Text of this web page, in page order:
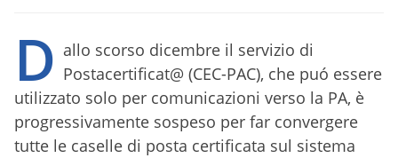
D allo scorso dicembre il servizio di
Postacertificat@ (CEC-PAC), che puó essere
utilizzato solo per comunicazioni verso la PA, è
progressivamente sospeso per far convergere
tutte le caselle di posta certificata sul sistema